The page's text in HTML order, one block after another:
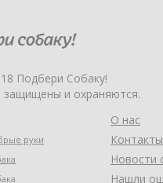
Подбери Собаку!
защищены и охраняются.
руки
О нас
Контакты
Новости
Нашли